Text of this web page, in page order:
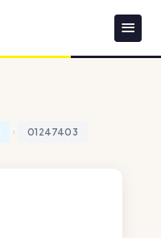
01247403